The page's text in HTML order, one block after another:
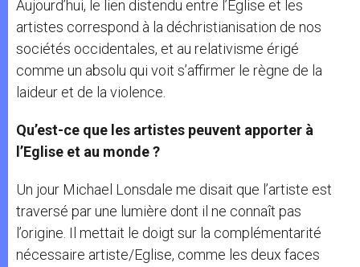
Aujourd’hui, le lien distendu entre l’Eglise et les
artistes correspond à la déchristianisation de nos
sociétés occidentales, et au relativisme érigé
comme un absolu qui voit s’affirmer le règne de la
laideur et de la violence.
Qu’est-ce que les artistes peuvent apporter à
l’Eglise et au monde ?
Un jour Michael Lonsdale me disait que l’artiste est
traversé par une lumière dont il ne connaît pas
l’origine. Il mettait le doigt sur la complémentarité
nécessaire artiste/Eglise, comme les deux faces